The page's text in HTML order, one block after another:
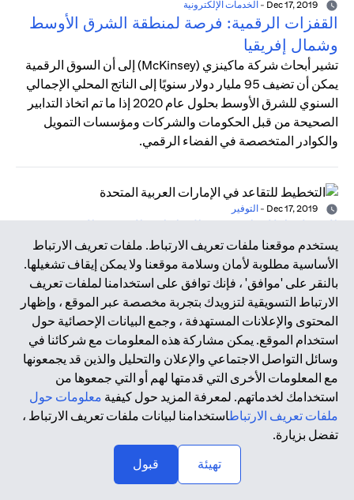
- الخدمات الإلكترونية
القفزات الرقمية: فرصة لمنطقة الشرق الأوسط
وشمال إفريقيا
تشير أبحاث شركة ماكينزي (McKinsey) إلى أن السوق الرقمية
يمكن أن تضيف 95 مليار دولار سنويًا إلى الناتج المحلي الإجمالي
السنوي للشرق الأوسط بحلول عام 2020 إذا ما تم اتخاذ التدابير
الصحيحة من قبل الحكومات والشركات ومؤسسات التمويل
والكوادر المتخصصة في الفضاء الرقمي.
- التوفير
التخطيط للتقاعد في الإمارات العربية المتحدة
إذا كانت تصوراتك عن التقاعد مثل معظم الناس وتحلم بقضاء
عطلة شاطئية مشمسة وممارسة هواياتك المفضلة والاستمتاع
بوقتك مع أحبائك، فلا بد أن يكون لديك خطة مسبقة لذلك. قبل كل
شيء، ينبغي أن تواجه الأمر بموضوعية - فأنت تتقاعد من العمل،
وليس من الحياة.
التكنولوجيا المالية
عصر التكنولوجيا المالية
أدت الأزمة المالية العالمية في عام 2008 وما نتج عنها من
تداعيات إلى تسريع الحاجة إلى الابتكار داخل هذا القطاع، ومن هنا
بزغ مصطلح التكنولوجيا المالية من رحم التعاون المكثف بين
أصحاب المصلحة داخل القطاع. تعتمد التكنولوجيا المالية على
يستخدم موقعنا ملفات تعريف الارتباط. ملفات تعريف الارتباط
الأساسية مطلوبة لأمان وسلامة موقعنا ولا يمكن إيقاف تشغيلها.
بالنقر على 'موافق' ، فإنك توافق على استخدامنا لملفات تعريف
الارتباط التسويقية لتزويدك بتجربة مخصصة عبر الموقع ، وإظهار
المحتوى والإعلانات المستهدفة ، وجمع البيانات الإحصائية حول
استخدام الموقع. يمكن مشاركة هذه المعلومات مع شركائنا في
وسائل التواصل الاجتماعي والإعلان والتحليل والذين قد يجمعونها
مع المعلومات الأخرى التي قدمتها لهم أو التي جمعوها من
استخدامك لخدماتهم. لمعرفة المزيد حول كيفية معلومات حول
ملفات تعريف الارتباطاستخدامنا لبيانات ملفات تعريف الارتباط ،
تفضل بزيارة.
تهيئة
قبول